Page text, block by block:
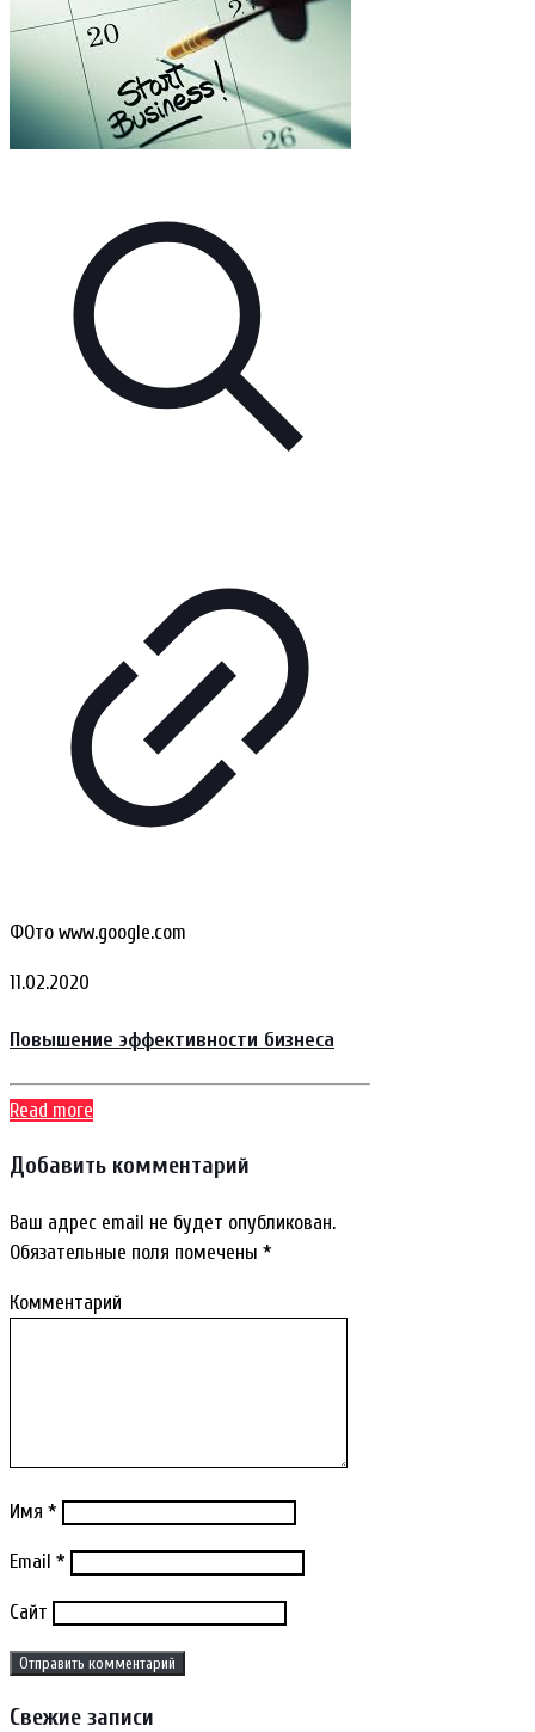
ФОто www.google.com
11.02.2020
Повышение эффективности бизнеса
Read more
Добавить комментарий
Ваш адрес email не будет опубликован.
Обязательные поля помечены *
Комментарий
Имя *
Email *
Сайт
Свежие записи